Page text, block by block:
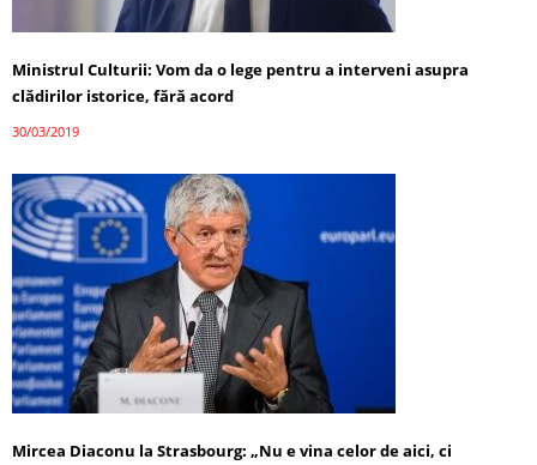
Ministrul Culturii: Vom da o lege pentru a interveni asupra
clădirilor istorice, fără acord
30/03/2019
Mircea Diaconu la Strasbourg: „Nu e vina celor de aici, ci